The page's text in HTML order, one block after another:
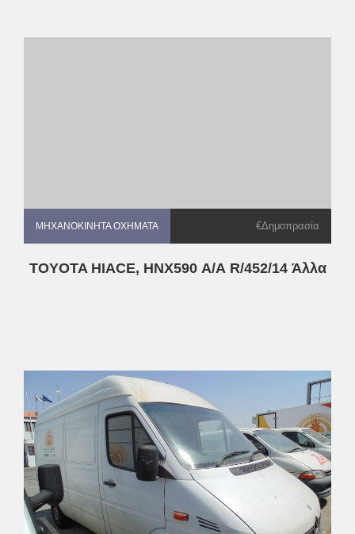
ΜΗΧΑΝΟΚΊΝΗΤΑ ΟΧΉΜΑΤΑ
ΜΗΧΑΝΟΚΊΝΗΤΑ ΟΧΉΜΑΤΑ €Δημοπρασία
TOYOTA HIACE, HNX590 Α/Α R/452/14 Άλλα